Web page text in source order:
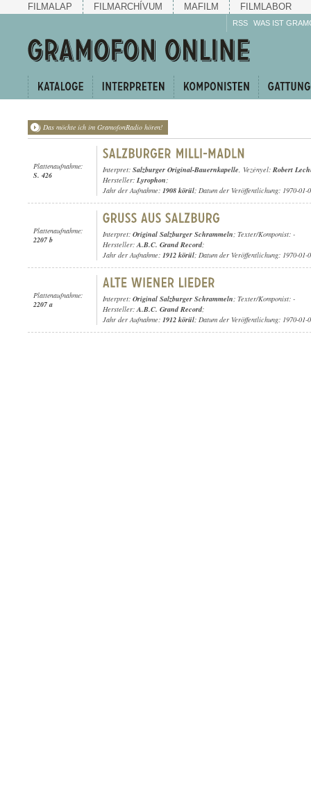
FILMALAP FILMARCHÍVUM MAFILM FILMLABOR
RSS WAS IST
Das möchte ich im GramofonRadio hören!
Plattenaufnahme:
S. 426
Interpret: Salzburger Original-Bauernkapelle, Vezényel: Robert
Hersteller: Lyrophon;
Jahr der Aufnahme: 1908 körül; Datum der Veröffentlichung: 1970-01-
Plattenaufnahme:
2207 b
Interpret: Original Salzburger Schrammeln; Texter/Komponist: -
Hersteller:A.B.C. Grand Record;
Jahr der Aufnahme: 1912 körül; Datum der Veröffentlichung: 1970-01-
Plattenaufnahme:
2207 a
Interpret: Original Salzburger Schrammeln; Texter/Komponist: -
Hersteller:A.B.C. Grand Record;
Jahr der Aufnahme: 1912 körül; Datum der Veröffentlichung: 1970-01-